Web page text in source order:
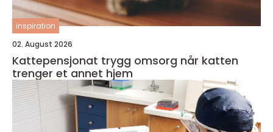
inspiration
02. August 2026
Kattepensjonat trygg omsorg når katten
trenger et annet hjem